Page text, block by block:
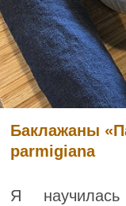
Баклажаны
parmigiana
Я